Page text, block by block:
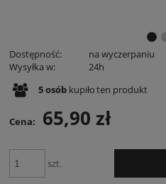
Dostępność:
na wyczerpaniu
Wysyłka w:
24h
5osób kupiłoten produkt
Cena: 65,90 zł
szt.